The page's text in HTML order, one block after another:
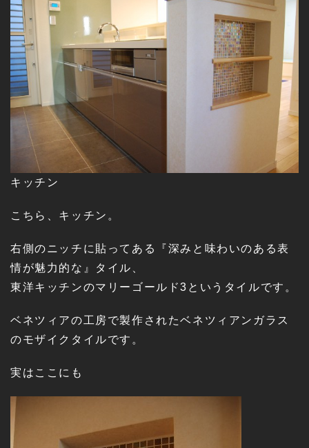
キッチン
こちら、キッチン。
右側のニッチに貼ってある『深みと味わいのある表
情が魅力的な』タイル、
東洋キッチンのマリーゴールド3というタイルです。
ベネツィアの工房で製作されたベネツィアンガラス
のモザイクタイルです。
実はここにも